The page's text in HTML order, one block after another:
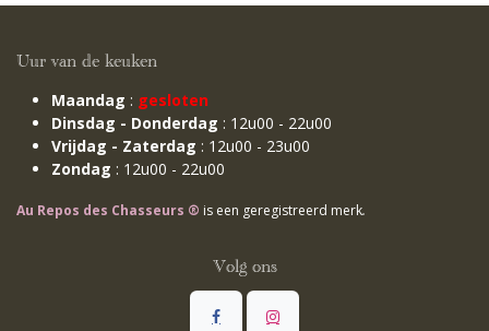
Uur van de keuken
Maandag : gesloten
Dinsdag - Donderdag : 12u00 - 22u00
Vrijdag - Zaterdag : 12u00 - 23u00
Zondag : 12u00 - 22u00
Au Repos des Chasseurs ® is een geregistreerd merk.
Volg ons